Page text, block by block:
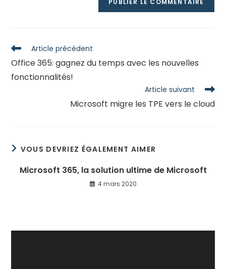
Read
more
articles
Article précédent
Office 365: gagnez du temps avec les nouvelles
fonctionnalités!
Article suivant
Microsoft migre les TPE vers le cloud
VOUS DEVRIEZ ÉGALEMENT AIMER
Microsoft 365, la solution ultime de Microsoft
4 mars 2020